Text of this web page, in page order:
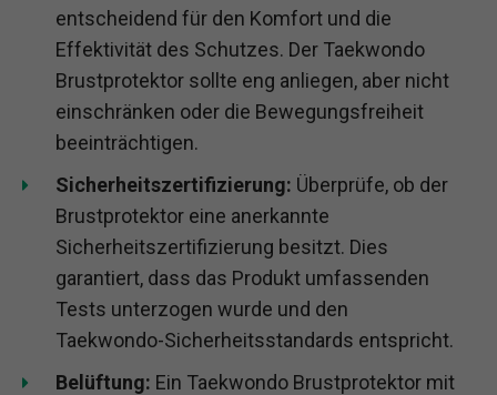
entscheidend für den Komfort und die
Effektivität des Schutzes. Der Taekwondo
Brustprotektor sollte eng anliegen, aber nicht
einschränken oder die Bewegungsfreiheit
beeinträchtigen.
Sicherheitszertifizierung: Überprüfe, ob der
Brustprotektor eine anerkannte
Sicherheitszertifizierung besitzt. Dies
garantiert, dass das Produkt umfassenden
Tests unterzogen wurde und den
Taekwondo-Sicherheitsstandards entspricht.
Belüftung: Ein Taekwondo Brustprotektor mit